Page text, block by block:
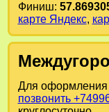
Финиш:
карте Яндекс,
Для оформления
позвонить